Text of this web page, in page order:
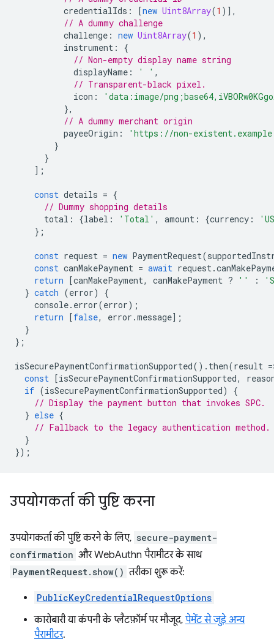
credentialIds : [new Uint8Array(1 )],
// A dummy challenge
challenge : new Uint8Array(1 ),
instrument :
{
// Non-empty display name string
displayName : ' ' ,
// Transparent-black pixel.
icon :
'data:image/
},
// A dummy merchant origin
payeeOrigin :
'https://non-
}
}
];
const details = {
// Dummy shopping details
total : {label : 'Total' , amount : {currency :
};
const request = new PaymentRequest(
const canMakePayment = await request.
return
[canMakePayment, canMakePayment ? '' :
} catch (error)
{
console. error(error);
return
[false, error .message];
}
};
isSecurePaymentConfirmationSupported(). then(result =
const
[isSecurePaymentConfirmationSupported,
if (isSecurePaymentConfirmationSupported)
{
// Display the payment button that invokes SPC.
} else {
// Fallback to the legacy authentication method.
}
});
उपयोगकर्ता की पुष्टि करना
उपयोगकर्ता की पुष्टि करने के लिए, secure-payment-
confirmation और WebAuthn पैरामीटर के साथ
PaymentRequest.show() तरीका शुरू करें:
PublicKeyCredentialRequestOptions
कारोबारी या कंपनी के प्लैटफ़ॉर्म पर मौजूद, पेमेंट से जुड़े अन्य
पैरामीटर.